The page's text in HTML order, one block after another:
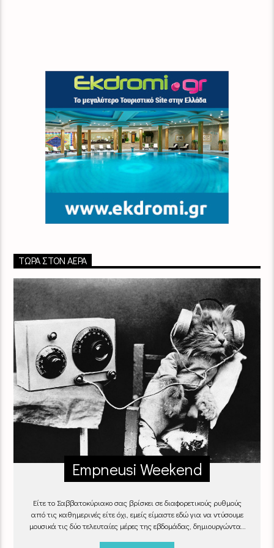
ΤΏΡΑ ΣΤΟΝ ΑΈΡΑ
Empneusi Weekend
Είτε το Σαββατοκύριακο σας βρίσκει σε διαφορετικούς ρυθμούς
από τις καθημερινές είτε όχι, εμείς είμαστε εδώ για να ντύσουμε
μουσικά τις δύο τελευταίες μέρες της εβδομάδας, δημιουργώντας